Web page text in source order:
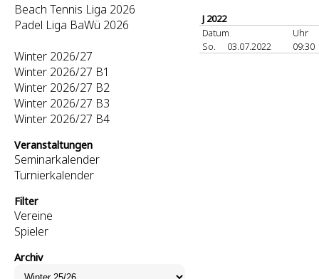
Beach Tennis Liga 2026
Padel Liga BaWü 2026
Winter 2026/27
Winter 2026/27 B1
Winter 2026/27 B2
Winter 2026/27 B3
Winter 2026/27 B4
Veranstaltungen
Seminarkalender
Turnierkalender
Filter
Vereine
Spieler
Archiv
J 2022
Datum
Uhr
So.
03.07.2022 09:30